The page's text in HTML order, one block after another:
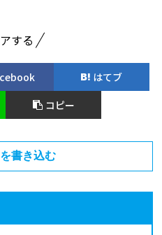
する
はてブ
コピー
書き込む